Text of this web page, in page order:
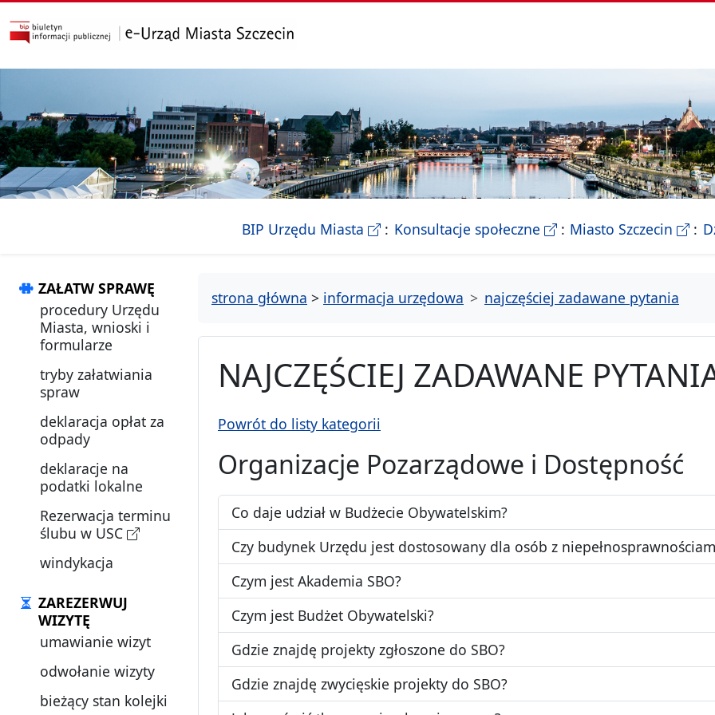
przejdź do głównego menu
BIP Urzędu Miasta - Biletyn Informacji Publicznej Urzedu Miasta
Konsultacje społeczne- strona konsultacji Miasta
Miasto Szczecin -
ZAŁATW SPRAWĘ
procedury Urzędu
Miasta, wnioski i
formularze
tryby załatwiania
spraw
deklaracja opłat za
odpady
deklaracje na
podatki lokalne
Rezerwacja terminu
ślubu w USC
windykacja
ZAREZERWUJ
WIZYTĘ
umawianie wizyt
odwołanie wizyty
bieżący stan kolejki
strona główna > informacja urzędowa najczęściej zadawane pytania
NAJCZĘŚCIEJ ZADAWANE
Powrót do listy kategorii
Organizacje Pozarządowe i Dostępność
Co daje udział w Budżecie Obywatelskim?
Czy budynek Urzędu jest dostosowany dla osób z
Czym jest Akademia SBO?
Czym jest Budżet Obywatelski?
Gdzie znajdę projekty zgłoszone do SBO?
Gdzie znajdę zwycięskie projekty do SBO?